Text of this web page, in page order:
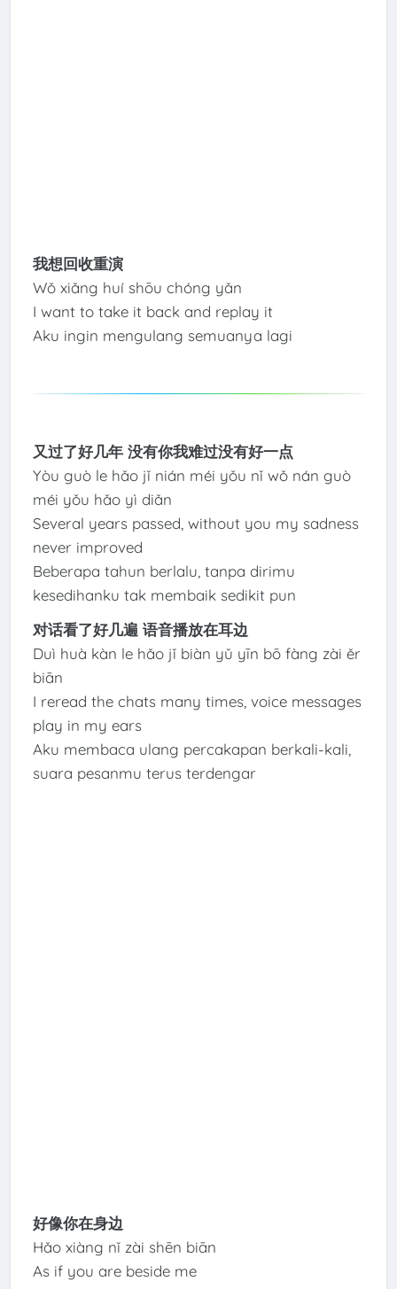
我想回收重演
Wǒ xiǎng huí shōu chóng yǎn
I want to take it back and replay it
Aku ingin mengulang semuanya lagi
又过了好几年 没有你我难过没有好一点
Yòu guò le hǎo jǐ nián méi yǒu nǐ wǒ nán guò
méi yǒu hǎo yì diǎn
Several years passed, without you my sadness
never improved
Beberapa tahun berlalu, tanpa dirimu
kesedihanku tak membaik sedikit pun
对话看了好几遍 语音播放在耳边
Duì huà kàn le hǎo jǐ biàn yǔ yīn bō fàng zài ěr
biān
I reread the chats many times, voice messages
play in my ears
Aku membaca ulang percakapan berkali-kali,
suara pesanmu terus terdengar
好像你在身边
Hǎo xiàng nǐ zài shēn biān
As if you are beside me